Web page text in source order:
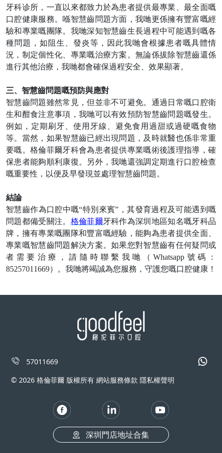
牙科诊所，一直以來都致力於為患者提供最專業、最全面嘅
口腔健康服務。喺智慧齒問題方面，我哋更係擁有豐富嘅經
驗和專業嘅團隊。 我哋深知智慧齒生長過程中可能遇到嘅各
種問題，如阻生、發炎等，因此我哋會根據患者嘅具體情
況，制定個性化、專業嘅治療方案。無論係拔除智慧齒還係
進行其他治療， 我哋都會確保過程安全、效果顯著。
三、智慧齒問題嘅預防與應對
智慧齒問題雖然常見，但並非不可避免。通過日常嘅口腔衛
生和酣食注意事項， 我哋可以有效預防智慧齒問題嘅發生。
例如，定期刷牙、使用牙線、避免食用過甜或過硬嘅食物
等。當然，如果智慧齒已經出現問題，及時就醫也係非常重
要嘅。格倫菲爾牙科會為患者提供專業嘅術後護理指導，確
保患者能夠順利康復。
另外，我哋還強調定期進行口腔檢查
嘅重要性，以便及早發現並處理智慧齒問題。
結論
智慧齒作為口腔中嘅“特別來賓” ，其發育過程及可能遇到嘅
問題都備受關注。 格倫菲爾牙科作為深圳地區知名嘅牙科品
牌，擁有專業嘅團隊和豐富嘅經驗，能夠為患者提供全面、
專業嘅智慧齒問題解決方案。如果您對智慧齒有任何疑問或
者需要治療，請隨時聯繫 我哋 （Whatsapp 號碼：
85257011669）。 我哋將竭誠為您服務，守護您嘅口腔健康！
57011669
© 2026 格倫菲爾 版權所有 網站服務條款 隱私權聲明
深圳門店地址合集